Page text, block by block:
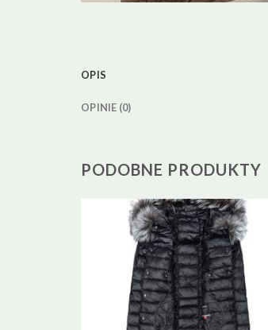
OPIS
OPINIE (0)
PODOBNE PRODUKTY